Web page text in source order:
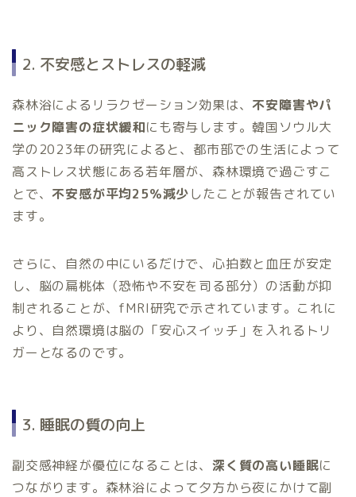
2. 不安感とストレスの軽減
森林浴によるリラクゼーション効果は、 不安障害やパ
ニック障害の症状緩和にも寄与します。韓国ソウル大
学の2023年の研究によると、都市部での生活によって
高ストレス状態にある若年層が、森林環境で過ごすこ
とで、 不安感が平均25％減少したことが報告されてい
ます。
さらに、自然の中にいるだけで、心拍数と血圧が安定
し、脳の扁桃体（恐怖や不安を司る部分）の活動が抑
制されることが、fMRI研究で示されています。これに
より、自然環境は脳の「安心スイッチ」を入れるトリ
ガーとなるのです。
3. 睡眠の質の向上
副交感神経が優位になることは、 深く質の高い睡眠に
つながります。森林浴によって夕方から夜にかけて副